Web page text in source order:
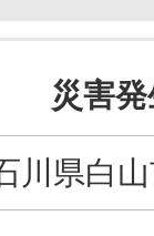
災害
川県白